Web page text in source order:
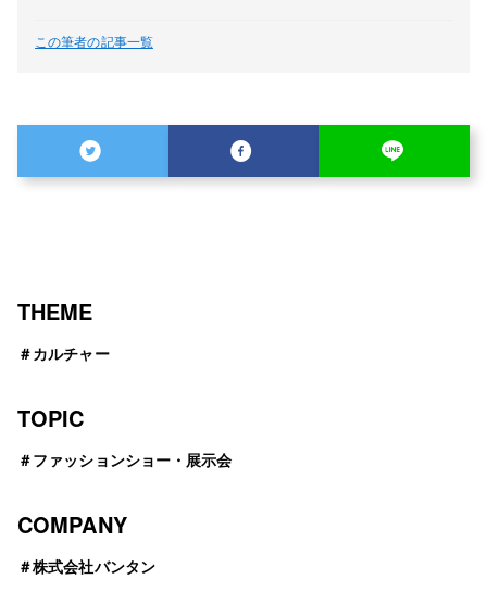
この筆者の記事一覧
THEME
＃カルチャー
TOPIC
＃ファッションショー・展示会
COMPANY
＃株式会社バンタン